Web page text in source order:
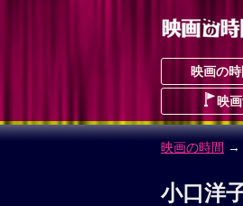
映画の
映
映画の時間 →
小口洋